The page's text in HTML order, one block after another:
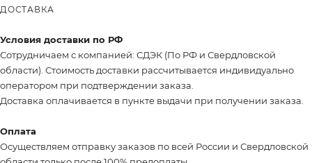
ДОСТАВКА
Условия доставки по РФ
Сотрудничаем с компанией: СДЭК (По РФ и Свердловской
области). Стоимость доставки рассчитывается индивидуально
оператором при подтверждении заказа.
Доставка оплачивается в пункте выдачи при получении заказа.
Оплата
Осуществляем отправку заказов по всей России и Свердловской